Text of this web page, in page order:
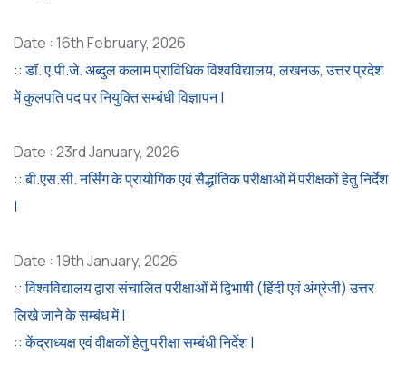
Date : 16th February, 2026
:: डॉ. ए.पी.जे. अब्दुल कलाम प्राविधिक विश्वविद्यालय, लखनऊ, उत्तर प्रदेश
में कुलपति पद पर नियुक्ति सम्बंधी विज्ञापन |
Date : 23rd January, 2026
:: बी.एस.सी. नर्सिंग के प्रायोगिक एवं सैद्धांतिक परीक्षाओं में परीक्षकों हेतु निर्देश
|
Date : 19th January, 2026
:: विश्वविद्यालय द्वारा संचालित परीक्षाओं में द्विभाषी (हिंदी एवं अंग्रेजी) उत्तर
लिखे जाने के सम्बंध में |
:: केंद्राध्यक्ष एवं वीक्षकों हेतु परीक्षा सम्बंधी निर्देश |